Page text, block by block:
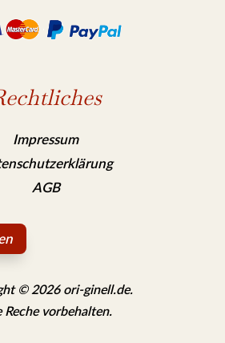
Impressum
AGB
© 2026 ori-ginell.de.
Reche vorbehalten.